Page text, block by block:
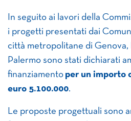
In seguito ai lavori della
i progetti presentati dai
città metropolitane di Genova,
Palermo sono stati dichiarati
finanziamento per un importo
euro 5.100.000.
Le proposte progettuali sono